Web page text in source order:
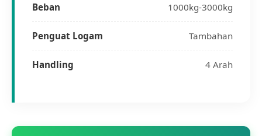
Beban 1000kg-3000kg
Penguat Logam Tambahan
Handling 4 Arah